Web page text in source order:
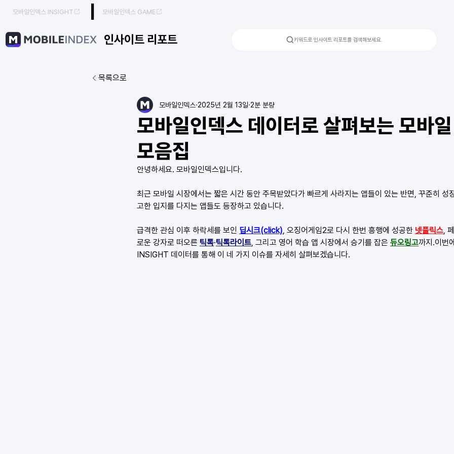
모바일인덱스 INSIGHT 모바일인덱스 GAME
인사이트 리포트 키워드로 인사이트 리포트를 검색해보세요.
목록으로
모바일인덱스 데이터로 살펴보는 모바
모음집
모바일인덱스 2025년 2월 13일 2분 분량
안녕하세요. 모바일인덱스입니다.
최근 모바일 시장에서는 짧은 시간 동안 주목받았다가 빠르게 사라지는 앱들이 있는 반면, 꾸준히 성
고한 입지를 다지는 앱들도 등장하고 있습니다.
급격한 관심 이후 하락세를 보인 딥시크(click), 오징어게임2로 다시 한번 흥행에 성공한 넷플릭스,
로운 강자로 떠오른 틱톡·틱톡라이트, 그리고 영어 학습 앱 시장에서 승기를 잡은 듀오링고까지.이번
INSIGHT 데이터를 통해 이 네 가지 이슈를 자세히 살펴보겠습니다.